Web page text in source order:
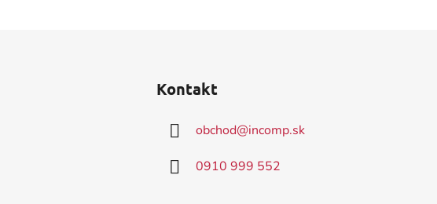
Kontakt
obchod@incomp.sk
0910 999 552